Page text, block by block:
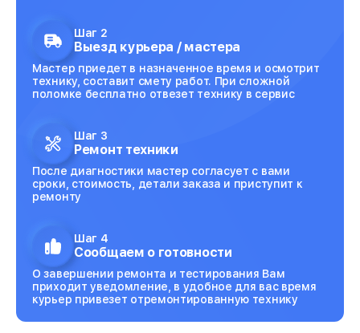
Шаг 2
Выезд курьера / мастера
Мастер приедет в назначенное время и осмотрит
технику, составит смету работ. При сложной
поломке бесплатно отвезет технику в сервис
Шаг 3
Ремонт техники
После диагностики мастер согласует с вами
сроки, стоимость, детали заказа и приступит к
ремонту
Шаг 4
Сообщаем о готовности
О завершении ремонта и тестирования Вам
приходит уведомление, в удобное для вас время
курьер привезет отремонтированную технику